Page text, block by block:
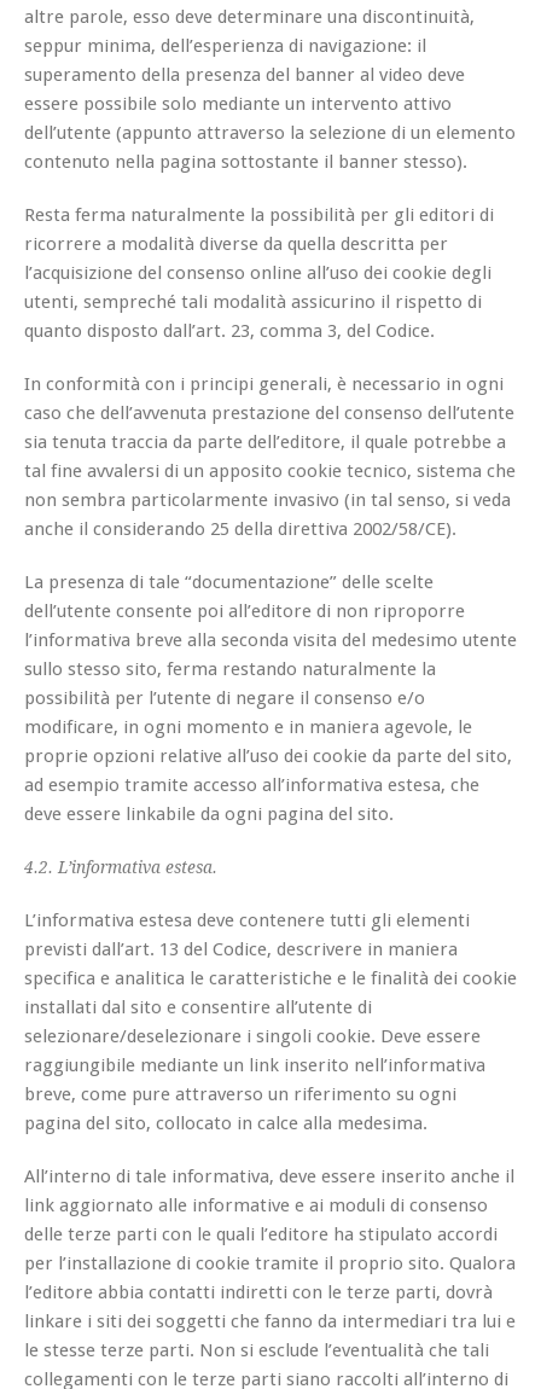
altre parole, esso deve determinare una discontinuità,
seppur minima, dell’esperienza di navigazione: il
superamento della presenza del banner al video deve
essere possibile solo mediante un intervento attivo
dell’utente (appunto attraverso la selezione di un elemento
contenuto nella pagina sottostante il banner stesso).
Resta ferma naturalmente la possibilità per gli editori di
ricorrere a modalità diverse da quella descritta per
l’acquisizione del consenso online all’uso dei cookie degli
utenti, sempreché tali modalità assicurino il rispetto di
quanto disposto dall’art. 23, comma 3, del Codice.
In conformità con i principi generali, è necessario in ogni
caso che dell’avvenuta prestazione del consenso dell’utente
sia tenuta traccia da parte dell’editore, il quale potrebbe a
tal fine avvalersi di un apposito cookie tecnico, sistema che
non sembra particolarmente invasivo (in tal senso, si veda
anche il considerando 25 della direttiva 2002/58/CE).
La presenza di tale “documentazione” delle scelte
dell’utente consente poi all’editore di non riproporre
l’informativa breve alla seconda visita del medesimo utente
sullo stesso sito, ferma restando naturalmente la
possibilità per l’utente di negare il consenso e/o
modificare, in ogni momento e in maniera agevole, le
proprie opzioni relative all’uso dei cookie da parte del sito,
ad esempio tramite accesso all’informativa estesa, che
deve essere linkabile da ogni pagina del sito.
4.2. L’informativa estesa.
L’informativa estesa deve contenere tutti gli elementi
previsti dall’art. 13 del Codice, descrivere in maniera
specifica e analitica le caratteristiche e le finalità dei cookie
installati dal sito e consentire all’utente di
selezionare/deselezionare i singoli cookie. Deve essere
raggiungibile mediante un link inserito nell’informativa
breve, come pure attraverso un riferimento su ogni
pagina del sito, collocato in calce alla medesima.
All’interno di tale informativa, deve essere inserito anche il
link aggiornato alle informative e ai moduli di consenso
delle terze parti con le quali l’editore ha stipulato accordi
per l’installazione di cookie tramite il proprio sito. Qualora
l’editore abbia contatti indiretti con le terze parti, dovrà
linkare i siti dei soggetti che fanno da intermediari tra lui e
le stesse terze parti. Non si esclude l’eventualità che tali
collegamenti con le terze parti siano raccolti all’interno di